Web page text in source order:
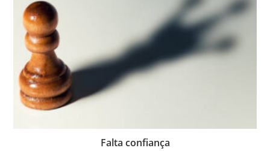
Falta confiança